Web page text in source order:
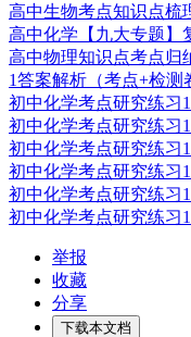
高中生物考点知识点梳
高中化学【九大专题】
高中物理知识点考点归
1答案解析（考点+检测
初中化学考点研究练习
初中化学考点研究练习
初中化学考点研究练习
初中化学考点研究练习
初中化学考点研究练习
初中化学考点研究练习
举报
收藏
分享
下载本文档